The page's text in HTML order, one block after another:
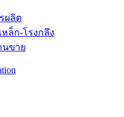
ผลิต
ล็ก-โรงกลึง
นขาย